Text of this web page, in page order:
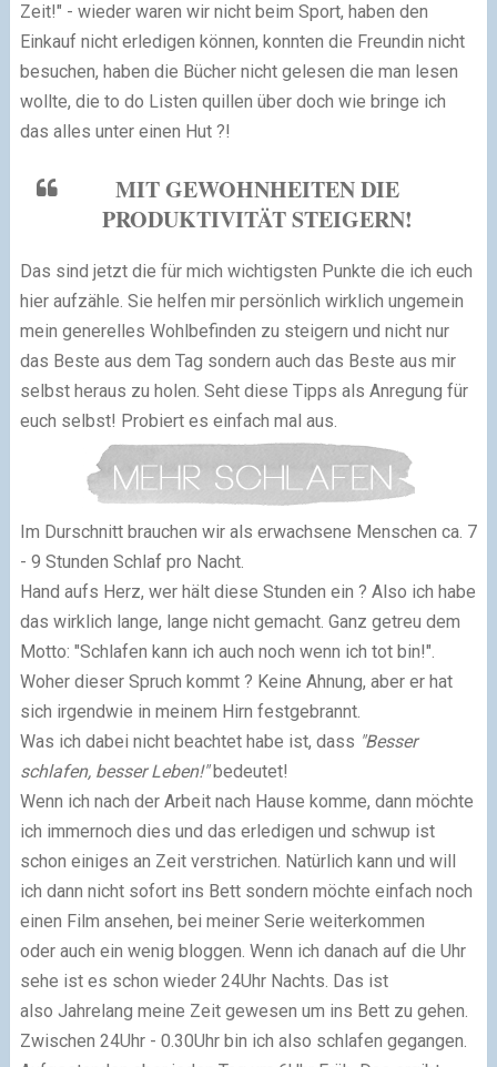
Zeit!" - wieder waren wir nicht beim Sport, haben den
Einkauf nicht erledigen können, konnten die Freundin nicht
besuchen, haben die Bücher nicht gelesen die man lesen
wollte, die to do Listen quillen über doch wie bringe ich
das alles unter einen Hut ?!
MIT GEWOHNHEITEN DIE
PRODUKTIVITÄT STEIGERN!
Das sind jetzt die für mich wichtigsten Punkte die ich euch
hier aufzähle. Sie helfen mir persönlich wirklich ungemein
mein generelles Wohlbefinden zu steigern und nicht nur
das Beste aus dem Tag sondern auch das Beste aus mir
selbst heraus zu holen. Seht diese Tipps als Anregung für
euch selbst! Probiert es einfach mal aus.
Im Durschnitt brauchen wir als erwachsene Menschen ca. 7
- 9 Stunden Schlaf pro Nacht.
Hand aufs Herz, wer hält diese Stunden ein ? Also ich habe
das wirklich lange, lange nicht gemacht. Ganz getreu dem
Motto: "Schlafen kann ich auch noch wenn ich tot bin!".
Woher dieser Spruch kommt ? Keine Ahnung, aber er hat
sich irgendwie in meinem Hirn festgebrannt.
Was ich dabei nicht beachtet habe ist, dass "Besser
schlafen, besser Leben!"bedeutet!
Wenn ich nach der Arbeit nach Hause komme, dann möchte
ich immernoch dies und das erledigen und schwup ist
schon einiges an Zeit verstrichen. Natürlich kann und will
ich dann nicht sofort ins Bett sondern möchte einfach noch
einen Film ansehen, bei meiner Serie weiterkommen
oder auch ein wenig bloggen. Wenn ich danach auf die Uhr
sehe ist es schon wieder 24Uhr Nachts. Das ist
also Jahrelang meine Zeit gewesen um ins Bett zu gehen.
Zwischen 24Uhr - 0.30Uhr bin ich also schlafen gegangen.